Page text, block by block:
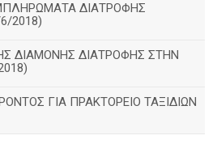
ΔΙΑΤΡΟΦΗΣ
2018)
ΔΙΑΜΟΝΗΣ ΔΙΑΤΡΟΦΗΣ ΣΤΗΝ
ΓΙΑ ΠΡΑΚΤΟΡΕΙΟ ΤΑΞΙΔΙΩΝ